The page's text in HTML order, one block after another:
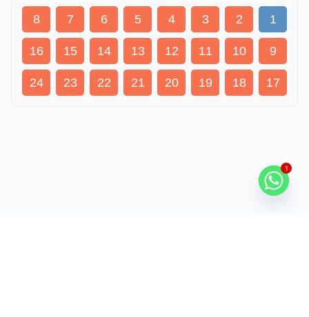
1
2
3
4
5
6
7
8
9
10
11
12
13
14
15
16
17
18
19
20
21
22
23
24
1